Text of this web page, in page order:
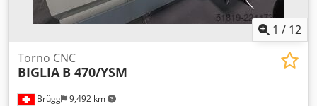
1 / 12
Brügg 9,492 km
Torno CNC
BIGLIA B 470/YSM